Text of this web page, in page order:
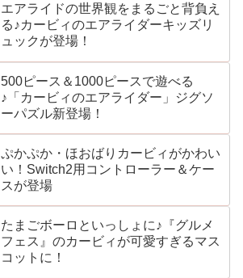
エアライドの世界観をまるごと背負え
る♪カービィのエアライダーキッズリ
ュックが登場！
500ピース＆1000ピースで遊べる
♪「カービィのエアライダー」ジグソ
ーパズル新登場！
ぷかぷか・ほおばりカービィがかわい
い！Switch2用コントローラー＆ケー
スが登場
たまごボーロといっしょに♪『グルメ
フェス』のカービィが可愛すぎるマス
コットに！